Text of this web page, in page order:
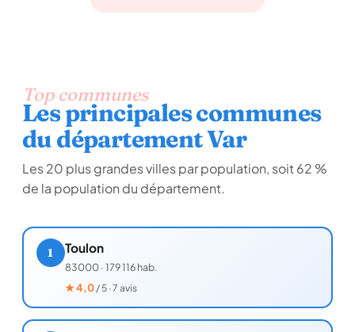
Top communes
Les principales communes
du département Var
Les 20 plus grandes villes par population, soit 62 %
de la population du département.
1 Toulon
83000·179 116 hab.
★4,0/ 5 · 7 avis